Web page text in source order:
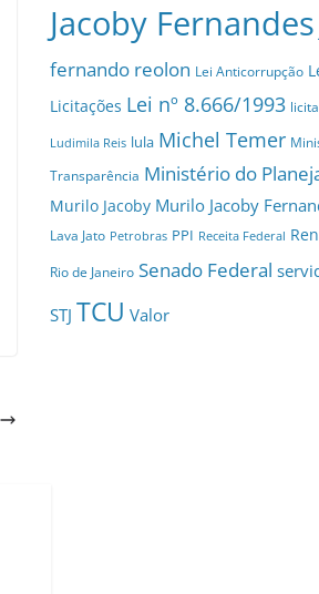
Jacoby Fernandes
fernando reolon Lei Anticorrupção
Licitações Lei nº 8.666/1993
Ludimila Reis lula Michel Temer
Transparência Ministério do
Murilo Jacoby Murilo Jacoby
Lava Jato Petrobras PPI Receita Federal
Rio de Janeiro Senado Federal
STJ TCU Valor